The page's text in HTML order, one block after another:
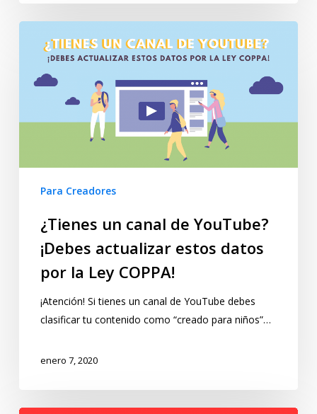
Para Creadores
¿Tienes un canal de YouTube?
¡Debes actualizar estos datos
por la Ley COPPA!
¡Atención! Si tienes un canal de YouTube debes
clasificar tu contenido como “creado para niños”…
enero 7, 2020